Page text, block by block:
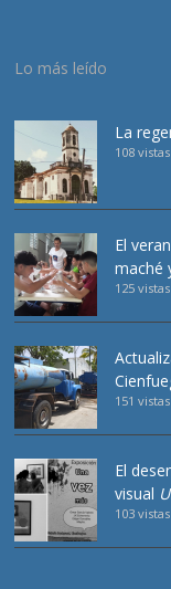
Lo más leído
La
108 vistas
El
maché
125 vistas
151 vistas
El
visual
103 vistas